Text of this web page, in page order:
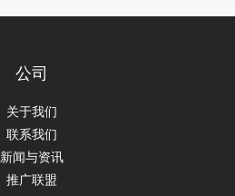
公司
关于我们
联系我们
新闻与资讯
推广联盟